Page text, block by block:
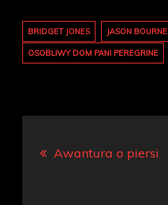
BRIDGET JONES JASON BOURNE
OSOBLIWY DOM PANI PEREGRINE
Awantura o piersi